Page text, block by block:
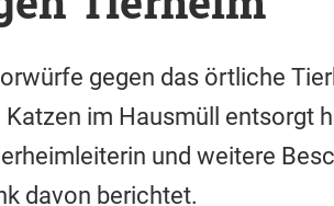
gegen das örtliche
im Hausmüll entsorgt
und weitere
davon berichtet.